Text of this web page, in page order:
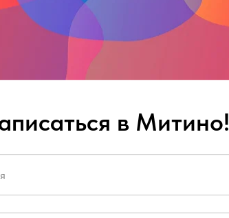
Мы в 3 минутах от метро Митино!
улица Барышиха, д 16
в Митино!